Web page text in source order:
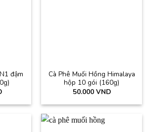
đậm
Cà Phê Muối Hồng Himalaya
hộp 10 gói (160g)
50.000 VND